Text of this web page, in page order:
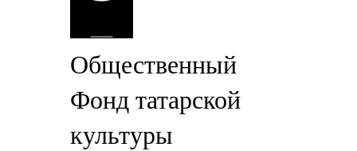
Общественный
Фонд татарской
культуры